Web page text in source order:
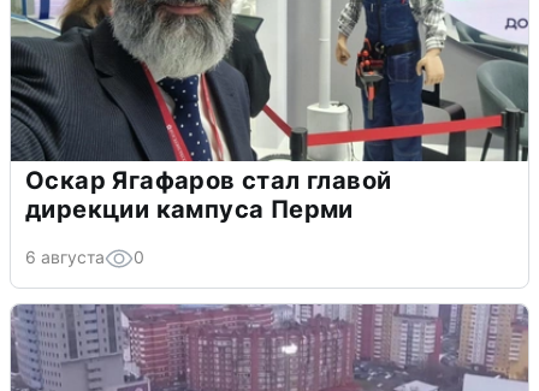
Оскар Ягафаров стал главой
дирекции кампуса Перми
6 августа 0